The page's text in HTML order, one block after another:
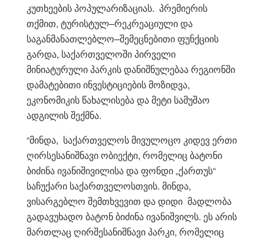
კუთხეების პოპულარიზაციას. პრემიერის
თქმით, ტურისტულ–რეკრეაციული და
საგანმანათლებლო–შემეცნებითი ფუნქციის
გარდა, საქართველოში პირველი
მინიატურული პარკის დანიშნულებაა რეგიონში
დამატებითი ინვესტიციების მოზიდვა,
ეკონომიკის წახალისება და მეტი სამუშაო
ადგილის შექმნა.
“მინდა, საქართველოს მივულოცო კიდევ ერთი
ღირსესანიშნავი ობიექტი, რომელიც ბატონი
ბიძინა ივანიშივილისა და ფონდი „ქართუს“
საჩუქარი საქართველოსთვის. მინდა,
ვისარგებლო შემთხვევით და დიდი მადლობა
გადავუხადო ბატონ ბიძინა ივანიშვილს. ეს არის
მართლაც ღირშესანიშნავი პარკი, რომელიც